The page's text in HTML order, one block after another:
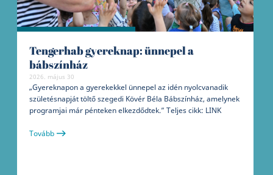
Tengerhab gyereknap: ünnepel a
bábszínház
2026. május 30
„Gyereknapon a gyerekekkel ünnepel az idén nyolcvanadik
születésnapját töltő szegedi Kövér Béla Bábszínház, amelynek
programjai már pénteken elkezdődtek.” Teljes cikk: LINK
Tovább